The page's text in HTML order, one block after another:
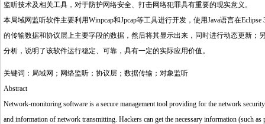
监听技术及相关工具，对于防护网络安全、打击网络犯罪具有重要的现实意义。
本局域网监听软件主要利用Winpcap和Jpcap等工具进行开发，使用Java语言在
的传输数据和协议层上主要字段的数据，然后将其显示出来，同时进行动态更新
分析，说明了该软件运行稳定、可靠，具有一定的实际应用价值。
关键词：局域网；网络监听；协议层；数据传输；对象监听
Abstract
Network-monitoring software is a secure management tool providing for the network
and information of network transmitting. Hackers can get the necessary information (such